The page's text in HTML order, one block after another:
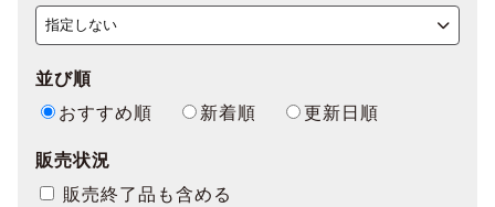
並び順
おすすめ順
新着順
更新日順
販売状況
販売終了品も含める